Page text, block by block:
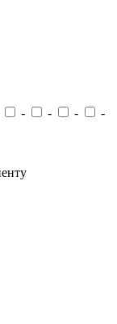
- - -
-